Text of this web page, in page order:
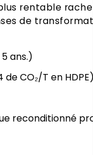
rentable
de
ans.)
CO₂/T en HDPE)
reconditionné